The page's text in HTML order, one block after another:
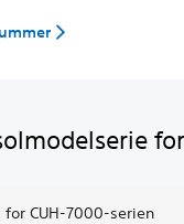
CUH-7000-serien